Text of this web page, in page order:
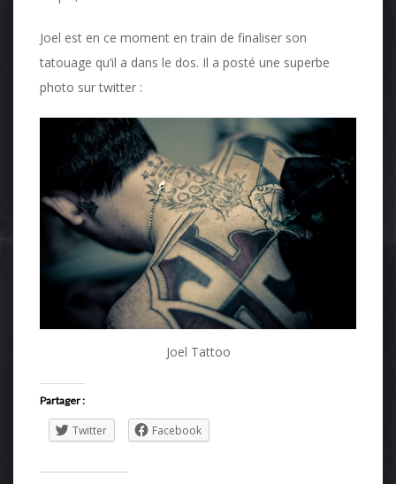
Joel est en ce moment en train de finaliser son
tatouage qu’il a dans le dos. Il a posté une superbe
photo sur twitter :
Joel Tattoo
Partager :
Twitter Facebook